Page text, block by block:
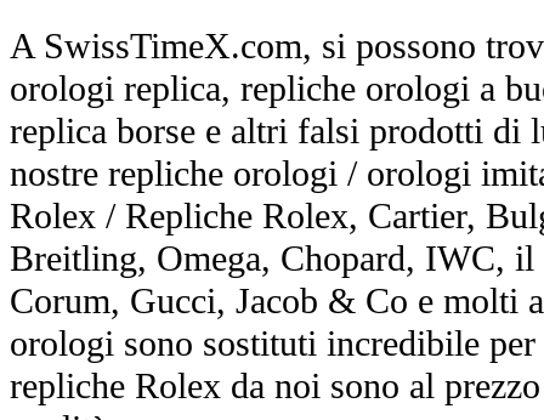
A SwissTimeX.com, si possono
orologi replica, repliche orologi a
replica borse e altri falsi prodotti di
nostre repliche orologi / orologi
Rolex / Repliche Rolex, Cartier,
Breitling, Omega, Chopard, IWC, il
Corum, Gucci, Jacob & Co e molti
orologi sono sostituti incredibile
repliche Rolex da noi sono al